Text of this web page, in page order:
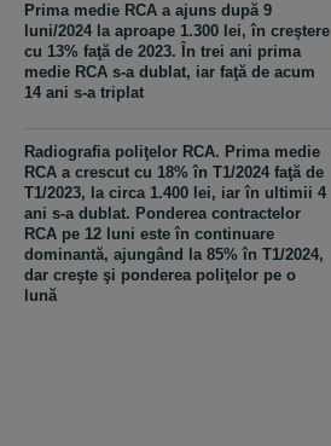
Prima medie RCA a ajuns după 9
luni/2024 la aproape 1.300 lei, în creştere
cu 13% faţă de 2023. În trei ani prima
medie RCA s-a dublat, iar faţă de acum
14 ani s-a triplat
Radiografia poliţelor RCA. Prima medie
RCA a crescut cu 18% în T1/2024 faţă de
T1/2023, la circa 1.400 lei, iar în ultimii 4
ani s-a dublat. Ponderea contractelor
RCA pe 12 luni este în continuare
dominantă, ajungând la 85% în T1/2024,
dar creşte şi ponderea poliţelor pe o
lună